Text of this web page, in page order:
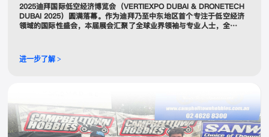
2025迪拜国际低空经济博览会（VERTIEXPO DUBAI & DRONETECH
DUBAI 2025）圆满落幕。作为迪拜乃至中东地区首个专注于低空经济
领域的国际性盛会，本届展会汇聚了全球业界领袖与专业人士，全面展
进一步了解 >